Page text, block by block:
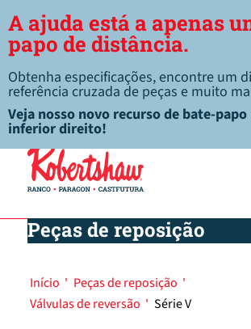
A ajuda está a apenas
papo de distância.
Obtenha especificações, encontre um
referência cruzada de peças e muito
Veja nosso novo recurso de bate-
inferior direito!
Peças de reposição
Início ' Peças de reposição '
Válvulas de reversão ' Série V